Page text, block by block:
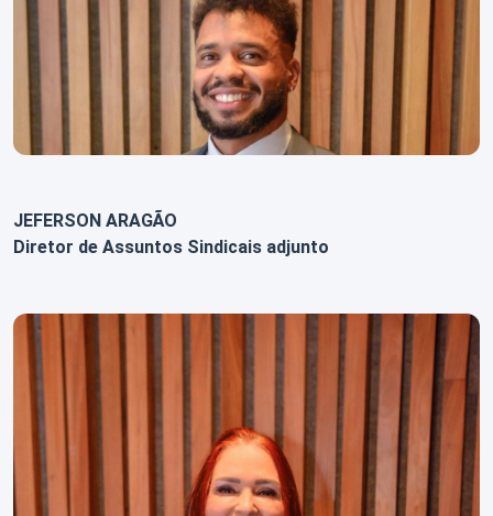
JEFERSON ARAGÃO
Diretor de Assuntos Sindicais adjunto